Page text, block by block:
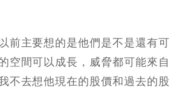
前主要想的是他們是不是還有可
空間可以成長，威脅都可能來自
不去想他現在的股價和過去的股